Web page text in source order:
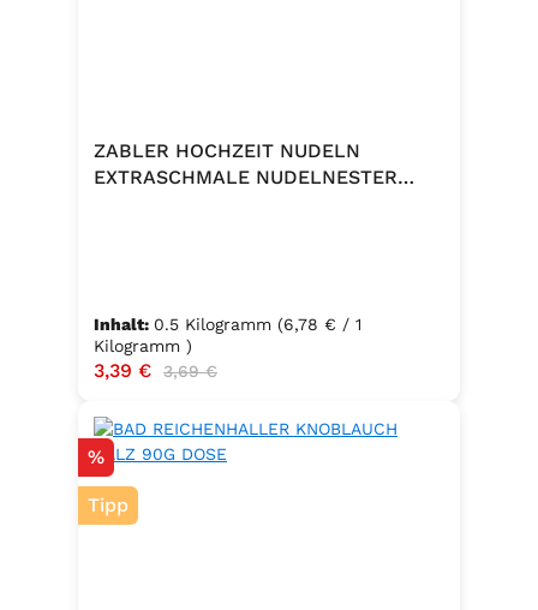
ZABLER HOCHZEIT NUDELN
EXTRASCHMALE NUDELNESTER
Inhalt: 0.5 Kilogramm (6,78 € / 1
Kilogramm )
Verkaufspreis:
3,39 € Regulärer Preis:
3,69 €
Rabatt
%
Tipp